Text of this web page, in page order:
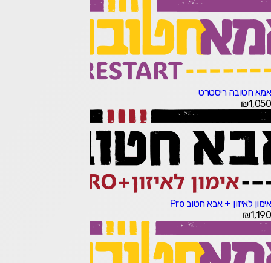
אמא חטובה ריסטרט
₪1,050
אימון לאיזון + אבא חטוב Pro
₪1,190